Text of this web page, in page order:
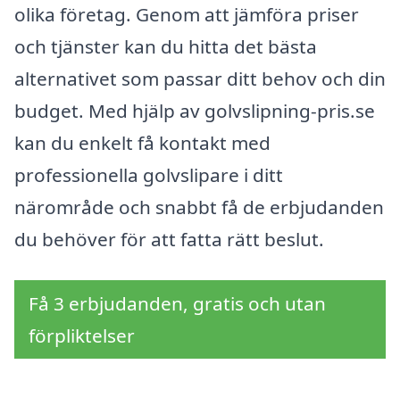
olika företag. Genom att jämföra priser
och tjänster kan du hitta det bästa
alternativet som passar ditt behov och din
budget. Med hjälp av golvslipning-pris.se
kan du enkelt få kontakt med
professionella golvslipare i ditt
närområde och snabbt få de erbjudanden
du behöver för att fatta rätt beslut.
Få 3 erbjudanden, gratis och utan
förpliktelser